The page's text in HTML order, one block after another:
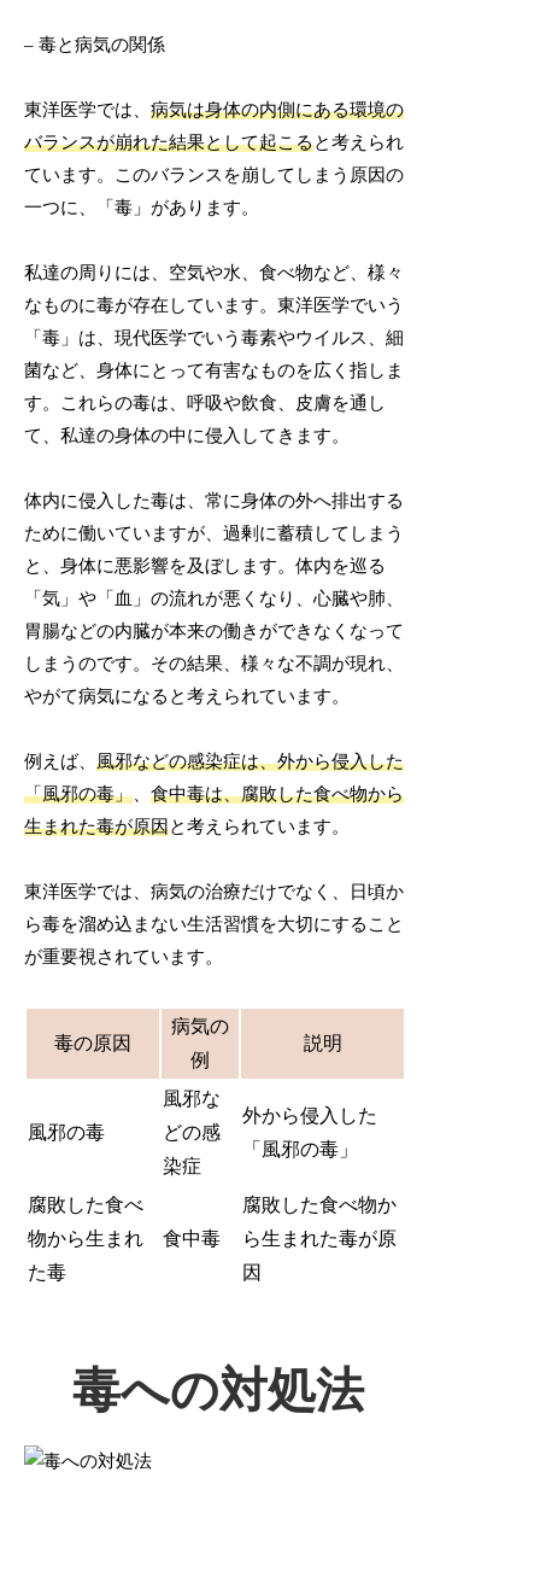
– 毒と病気の関係
東洋医学では、病気は身体の内側にある環境の
バランスが崩れた結果として起こると考えられ
ています。このバランスを崩してしまう原因の
一つに、「毒」があります。
私達の周りには、空気や水、食べ物など、様々
なものに毒が存在しています。東洋医学でいう
「毒」は、現代医学でいう毒素やウイルス、細
菌など、身体にとって有害なものを広く指しま
す。これらの毒は、呼吸や飲食、皮膚を通し
て、私達の身体の中に侵入してきます。
体内に侵入した毒は、常に身体の外へ排出する
ために働いていますが、過剰に蓄積してしまう
と、身体に悪影響を及ぼします。体内を巡る
「気」や「血」の流れが悪くなり、心臓や肺、
胃腸などの内臓が本来の働きができなくなって
しまうのです。その結果、様々な不調が現れ、
やがて病気になると考えられています。
例えば、風邪などの感染症は、外から侵入した
「風邪の毒」 、食中毒は、腐敗した食べ物から
生まれた毒が原因と考えられています。
東洋医学では、病気の治療だけでなく、日頃か
ら毒を溜め込まない生活習慣を大切にすること
が重要視されています。
毒の原因
病気の
例
説明
風邪の毒
風邪な
どの感
染症
外から侵入した
「風邪の毒」
腐敗した食べ
物から生まれ
た毒
食中毒
腐敗した食べ物か
ら生まれた毒が原
因
毒への対処法